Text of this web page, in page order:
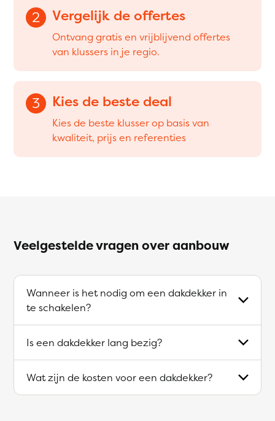
2 Vergelijk de offertes
Ontvang gratis en vrijblijvend offertes
van klussers in je regio.
3 Kies de beste deal
Kies de beste klusser op basis van
kwaliteit, prijs en referenties
Veelgestelde vragen over aanbouw
Wanneer is het nodig om een dakdekker in
te schakelen?
Is een dakdekker lang bezig?
Wat zijn de kosten voor een dakdekker?